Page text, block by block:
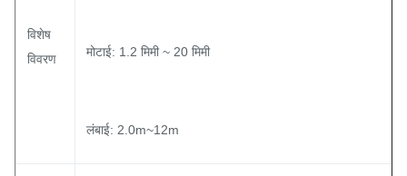
विशेष
विवरण
मोटाई: 1.2 मिमी ~ 20 मिमी
लंबाई: 2.0m~12m